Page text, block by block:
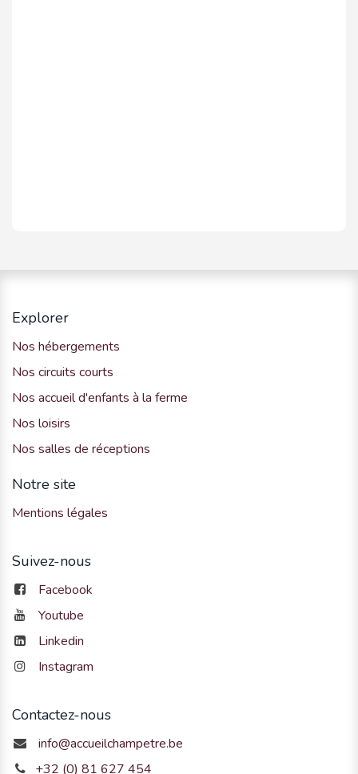
Explorer
Nos hébergements
Nos circuits courts
Nos accueil d'enfants à la ferme
Nos loisirs
Nos salles de réceptions
Notre site
Mentions légales
Suivez-nous
Facebook
Youtube
Linkedin
Instagram
Contactez-nous
info@accueilchampetre.be
+32 (0) 81 627 454